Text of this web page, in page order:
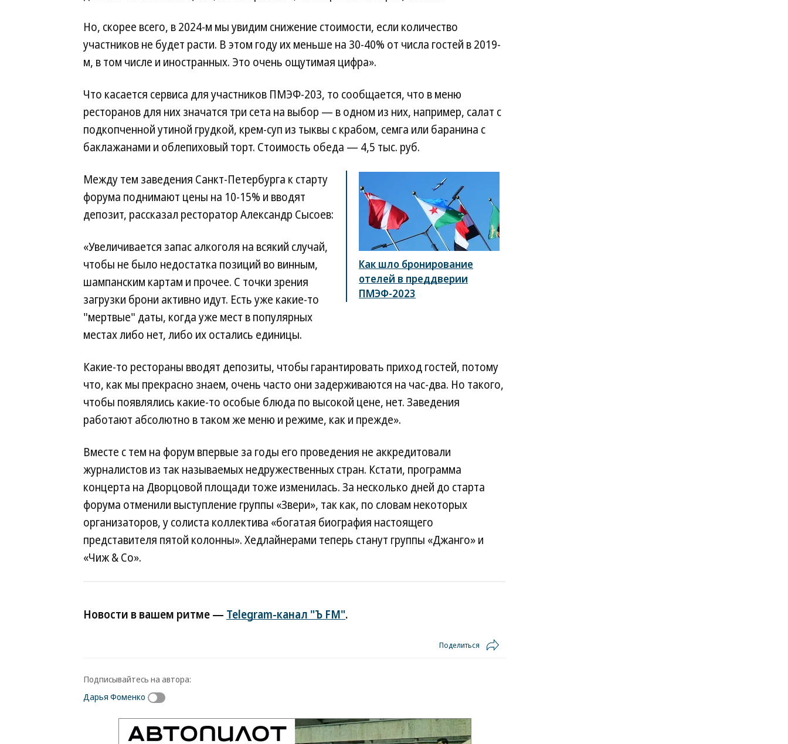
Но, скорее всего, в 2024-м мы увидим снижение стоимости, если количество
участников не будет расти. В этом году их меньше на 30-40% от числа гостей в 2019-
м, в том числе и иностранных. Это очень ощутимая цифра».
Что касается сервиса для участников ПМЭФ-203, то сообщается, что в меню
ресторанов для них значатся три сета на выбор — в одном из них, например, салат с
подкопченной утиной грудкой, крем-суп из тыквы с крабом, семга или баранина с
баклажанами и облепиховый торт. Стоимость обеда — 4,5 тыс. руб.
Как шло бронирование
отелей в преддверии
ПМЭФ-2023
Между тем заведения Санкт-Петербурга к старту
форума поднимают цены на 10-15% и вводят
депозит, рассказал ресторатор Александр Сысоев:
«Увеличивается запас алкоголя на всякий случай,
чтобы не было недостатка позиций во винным,
шампанским картам и прочее. С точки зрения
загрузки брони активно идут. Есть уже какие-то
"мертвые" даты, когда уже мест в популярных
местах либо нет, либо их остались единицы.
Какие-то рестораны вводят депозиты, чтобы гарантировать приход гостей, потому
что, как мы прекрасно знаем, очень часто они задерживаются на час-два. Но такого,
чтобы появлялись какие-то особые блюда по высокой цене, нет. Заведения
работают абсолютно в таком же меню и режиме, как и прежде».
Вместе с тем на форум впервые за годы его проведения не аккредитовали
журналистов из так называемых недружественных стран. Кстати, программа
концерта на Дворцовой площади тоже изменилась. За несколько дней до старта
форума отменили выступление группы «Звери», так как, по словам некоторых
организаторов, у солиста коллектива «богатая биография настоящего
представителя пятой колонны». Хедлайнерами теперь станут группы «Джанго» и
«Чиж & Co».
Новости в вашем ритме — Telegram-канал "Ъ FM".
Поделиться
Подписывайтесь на автора:
Дарья Фоменко